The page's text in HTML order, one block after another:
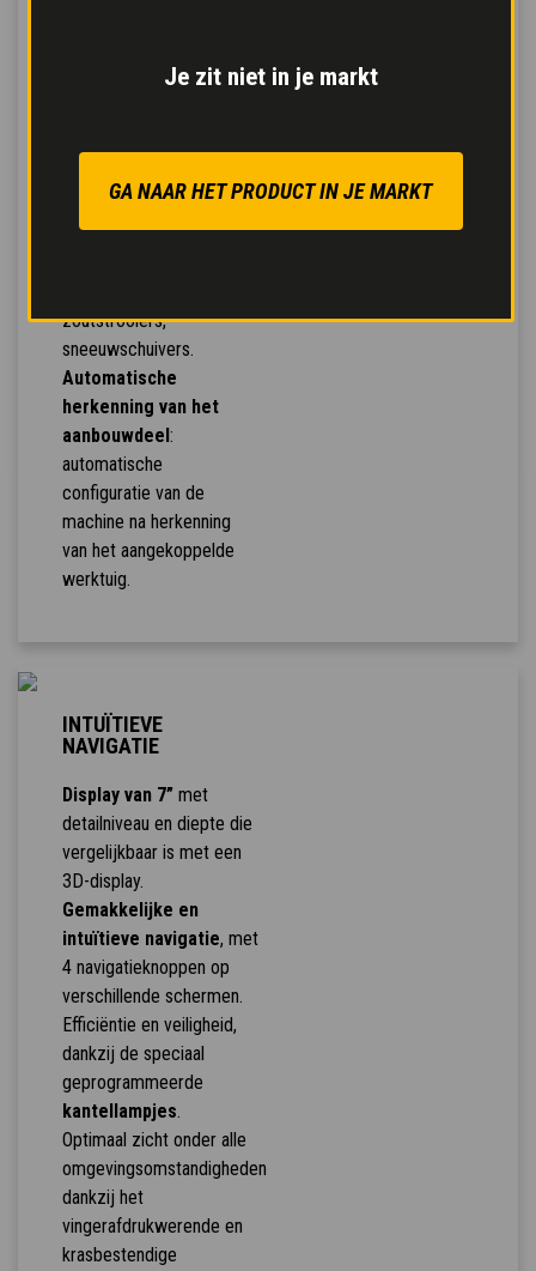
Je zit niet in je markt
GA NAAR HET PRODUCT IN JE MARKT
de verschillende
werkzaamheden die
bouwplaats: vorken,
kraanbalken met lieren,
grijpers, materiaalkorven,
zoutstrooiers,
sneeuwschuivers.
Automatische
herkenning van het
aanbouwdeel :
automatische
configuratie van de
machine na herkenning
van het aangekoppelde
werktuig.
INTUÏTIEVE
NAVIGATIE
Display van 7” met
detailniveau en diepte die
vergelijkbaar is met een
3D-display.
Gemakkelijke en
intuïtieve navigatie, met
4 navigatieknoppen op
verschillende schermen.
Efficiëntie en veiligheid,
dankzij de speciaal
geprogrammeerde
kantellampjes.
Optimaal zicht onder alle
omgevingsomstandigheden
dankzij het
vingerafdrukwerende en
krasbestendige